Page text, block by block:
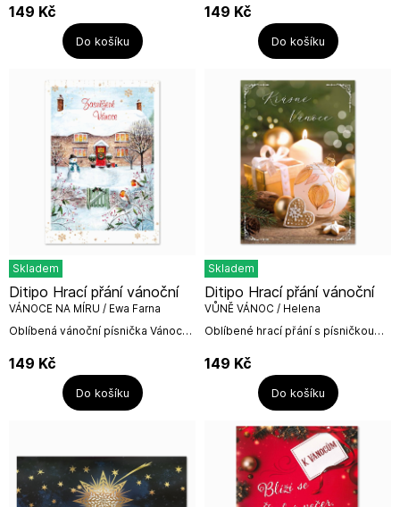
přání včetně bílé obálky: 16,5 x 23
cmDITIPO, a....
149 Kč
Do košíku
hrací přání s úryvkem oblíbené
písničky Tři oříšky...
149 Kč
Do košíku
Skladem
Oblíbená vánoční písnička Vánoce
zpěvačky Ewy Farne.Rozměr přání
včetně bílé obálky:16,5 x...
Ditipo Hrací přání vánoční
VÁNOCE NA MÍRU / Ewa Farna
149 Kč
Do košíku
Skladem
Oblíbené hrací přání s písničkou
Vánoc.Hrací přání včetně bílé
obálky.Rozměr přání: 224 x...
Ditipo Hrací přání vánoční
VŮNĚ VÁNOC / Helena
Vondráčková
149 Kč
Do košíku